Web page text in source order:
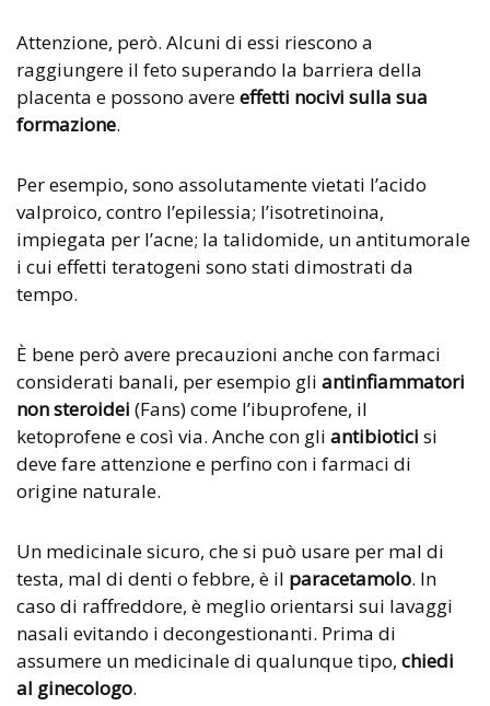
Attenzione, però. Alcuni di essi riescono a
raggiungere il feto superando la barriera della
placenta e possono avereeffetti nocivi sulla sua
formazione.
Per esempio, sono assolutamente vietati l’acido
valproico, contro l’epilessia; l’isotretinoina,
impiegata per l’acne; la talidomide, un antitumorale
i cui effetti teratogeni sono stati dimostrati da
tempo.
È bene però avere precauzioni anche con farmaci
considerati banali, per esempio gli antinfiammatori
non steroidei (Fans) come l’ibuprofene, il
ketoprofene e così via. Anche con gli antibiotici si
deve fare attenzione e perfino con i farmaci di
origine naturale.
Un medicinale sicuro, che si può usare per mal di
testa, mal di denti o febbre, è il paracetamolo. In
caso di raffreddore, è meglio orientarsi sui lavaggi
nasali evitando i decongestionanti. Prima di
assumere un medicinale di qualunque tipo, chiedi
al ginecologo.